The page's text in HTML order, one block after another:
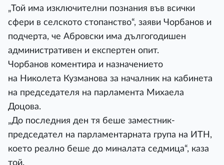
„Той има изключителни познания във всички
сфери в селското стопанство“, заяви Чорбанов и
подчерта, че Абровски има дългогодишен
административен и експертен опит.
Чорбанов коментира и назначението
на Николета Кузманова за началник на кабинета
на председателя на парламента Михаела
Доцова.
„До последния ден тя беше заместник-
председател на парламентарната група на ИТН,
което реално беше до миналата седмица“, каза
той.